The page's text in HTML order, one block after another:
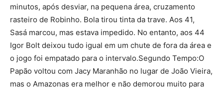
minutos, após desviar, na pequena área, cruzamento
rasteiro de Robinho. Bola tirou tinta da trave. Aos 41,
Sasá marcou, mas estava impedido. No entanto, aos 44
Igor Bolt deixou tudo igual em um chute de fora da área e
o jogo foi empatado para o intervalo.Segundo Tempo:O
Papão voltou com Jacy Maranhão no lugar de João Vieira,
mas o Amazonas era melhor e não demorou muito para